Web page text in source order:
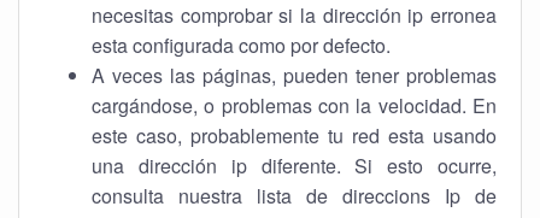
necesitas comprobar si la dirección ip erronea
esta configurada como por defecto.
A veces las páginas, pueden tener problemas
cargándose, o problemas con la velocidad. En
este caso, probablemente tu red esta usando
una dirección ip diferente. Si esto ocurre,
consulta nuestra lista de direccions Ip de